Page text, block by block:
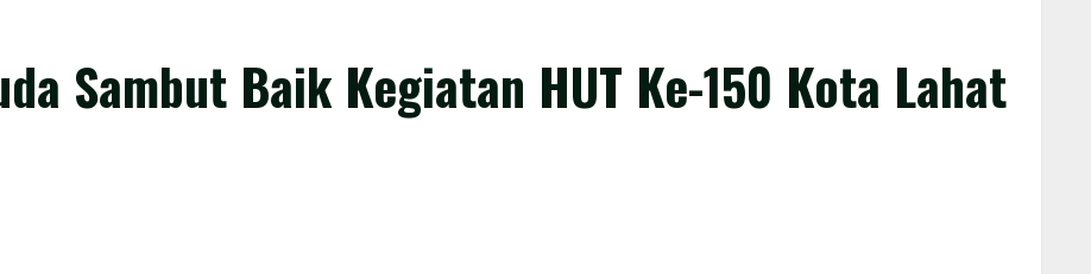
Sambut Baik Kegiatan HUT Ke-150 Kota Lahat